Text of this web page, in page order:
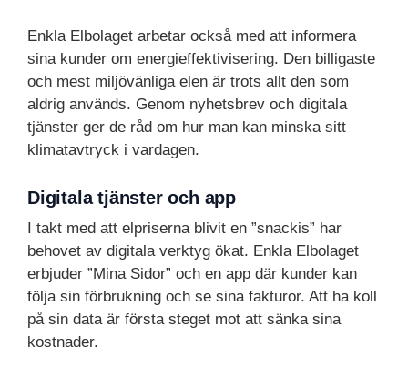
Enkla Elbolaget arbetar också med att informera
sina kunder om energieffektivisering. Den billigaste
och mest miljövänliga elen är trots allt den som
aldrig används. Genom nyhetsbrev och digitala
tjänster ger de råd om hur man kan minska sitt
klimatavtryck i vardagen.
Digitala tjänster och app
I takt med att elpriserna blivit en ”snackis” har
behovet av digitala verktyg ökat. Enkla Elbolaget
erbjuder ”Mina Sidor” och en app där kunder kan
följa sin förbrukning och se sina fakturor. Att ha koll
på sin data är första steget mot att sänka sina
kostnader.